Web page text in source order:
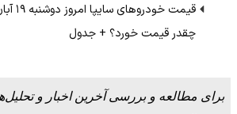
چقدر قیمت خورد؟ + جدول
برای مطالعه و بررسی آخرین اخبار و